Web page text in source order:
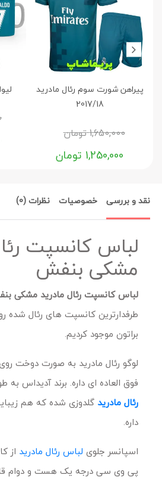
پیراهن شورت سوم رئال مادرید
2017/18
1,650,000تومان
1,250,000 تومان
نقد و بررسی خصوصیات نظرات (0)
لباس کانسپت
مشکی بنفش
لباس کانسپت رئال مادرید مشکی
طرفدارترین کانسپت های رئال شده
براتون موجود کردیم.
لوگو رئال مادرید به صورت دوخت
فوق العاده ای داره. برند آدیداس به
رئال مادرید گلدوزی شده که هم
داره.
اسپانسر جلوی لباس رئال مادرید از
پی وی سی درجه یک هست و دوام